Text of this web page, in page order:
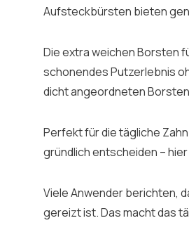
Aufsteckbürsten bieten
Die extra weichen Borsten
schonendes Putzerlebnis
dicht angeordneten
Perfekt für die tägliche
gründlich entscheiden –
Viele Anwender berichten,
gereizt ist. Das macht das